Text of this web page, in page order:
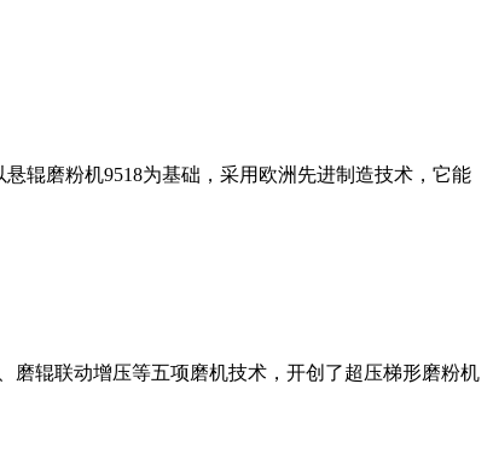
辊磨粉机9518为基础，采用欧洲先进制造技术，它能
磨辊联动增压等五项磨机技术，开创了超压梯形磨粉机